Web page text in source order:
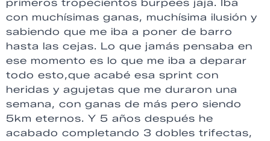
primeros tropecientos burpees jaja. Iba
con muchísimas ganas, muchísima ilusión y
sabiendo que me iba a poner de barro
hasta las cejas. Lo que jamás pensaba en
ese momento es lo que me iba a deparar
todo esto,que acabé esa sprint con
heridas y agujetas que me duraron una
semana, con ganas de más pero siendo
5km eternos. Y 5 años después he
acabado completando 3 dobles trifectas,